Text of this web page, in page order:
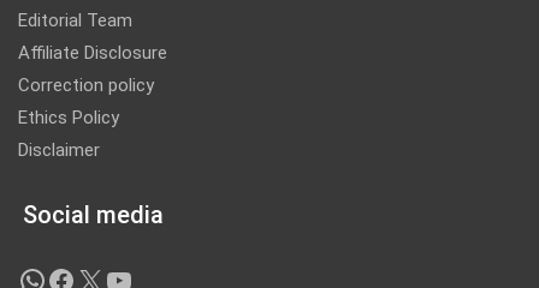
Editorial Team
Affiliate Disclosure
Correction policy
Ethics Policy
Disclaimer
Social media
WhatsApp
Facebook
X YouTube